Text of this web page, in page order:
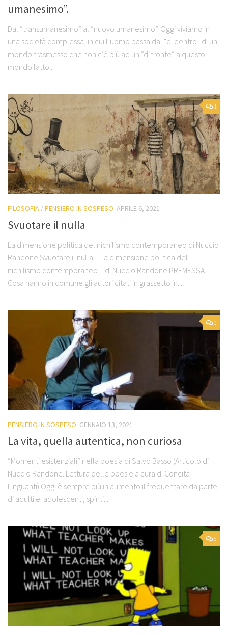
umanesimo”.
Dal “transumanesimo” al “nuovo umanesimo”. Oggi viviamo in
una società complessa, in cui l’uomo passa dal “di dentro” di un
mondo trasmesso che non c’è più ad un “di fronte” a questo
mondo fatto...
1
FILOSOFIA /PENSIERO IN SOSPESO APRILE 6, 2021
Svuotare il nulla
La dimensione politica del nichilismo contemporaneo di Nuccio
Randone Svuotare il nulla – La dimensione politica del
nichilismo contemporaneo – di Nuccio Randone PREMESSA
Cosa hanno in comune gli autori citati in grassetto in...
0
PENSIERO IN SOSPESO GENNAIO 13, 2021
La vita, quella autentica, non curiosa
“Momenti esistenziali” nella poesia di Salvo Basso (Articolo di
Nuccio Randone. Lettura delle poesie a cura di Concita
Linguanti) Oggi è sempre più in aumento il frequentare da parte
di adulti e adolescenti, spinti...
5